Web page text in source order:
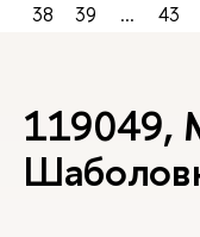
38
39 ... 43
119049,